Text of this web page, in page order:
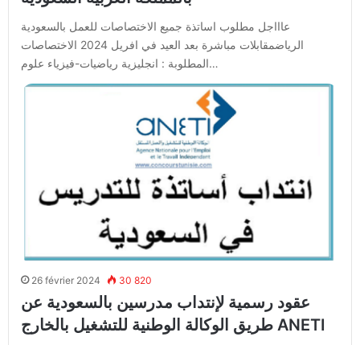
عاااجل مطلوب اساتذة جميع الاختصاصات للعمل بالسعودية
الرياضمقابلات مباشرة بعد العيد في افريل 2024 الاختصاصات
المطلوبة : انجليزية رياضيات-فيزياء علوم…
26 février 2024 30 820
عقود رسمية لإنتداب مدرسين بالسعودية عن
طريق الوكالة الوطنية للتشغيل بالخارج ANETI